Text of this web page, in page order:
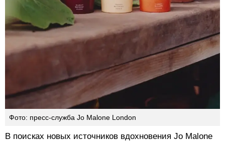
Фото: пресс-служба Jo Malone London
В поисках новых источников вдохновения Jo Malone